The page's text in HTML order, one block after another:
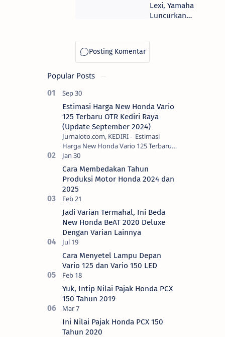
Lexi, Yamaha
Luncurkan
Popular Posts
Estimasi Harga New Honda Vario
125 Terbaru OTR Kediri Raya
(Update September 2024)
Jurnaloto.com, KEDIRI - Estimasi
Harga New Honda Vario 125 Terbaru
OTR Kediri Raya (Update September
2024) Brosis sekalian, PT Astra Honda
Motor (AH…
Cara Membedakan Tahun
Produksi Motor Honda 2024 dan
2025
Jadi Varian Termahal, Ini Beda
New Honda BeAT 2020 Deluxe
Dengan Varian Lainnya
Cara Menyetel Lampu Depan
Vario 125 dan Vario 150 LED
Yuk, Intip Nilai Pajak Honda PCX
150 Tahun 2019
Ini Nilai Pajak Honda PCX 150
Tahun 2020